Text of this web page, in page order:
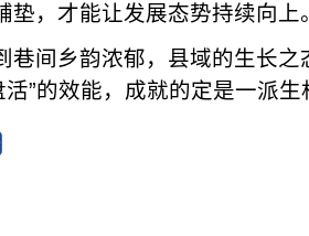
垫，才能让发展态势持续向上
巷间乡韵浓郁，县域的生长之
活”的效能，成就的定是一派